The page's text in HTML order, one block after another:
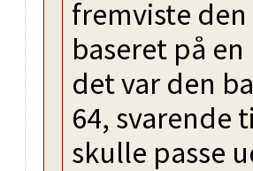
fremviste
baseret på
det var den
64, svarende
skulle passe